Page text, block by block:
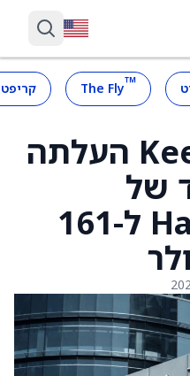
™
The Fly
Keefe Bruyette העלתה
של
Hamilton Lane ל-161